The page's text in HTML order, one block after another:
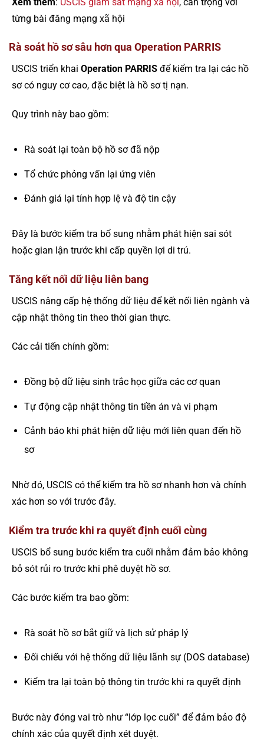
từng bài đăng mạng xã hội
Rà soát hồ sơ sâu hơn qua Operation PARRIS
USCIS triển khai Operation PARRIS để kiểm tra lại các hồ
sơ có nguy cơ cao, đặc biệt là hồ sơ tị nạn.
Quy trình này bao gồm:
Rà soát lại toàn bộ hồ sơ đã nộp
Tổ chức phỏng vấn lại ứng viên
Đánh giá lại tính hợp lệ và độ tin cậy
Đây là bước kiểm tra bổ sung nhằm phát hiện sai sót
hoặc gian lận trước khi cấp quyền lợi di trú.
Tăng kết nối dữ liệu liên bang
USCIS nâng cấp hệ thống dữ liệu để kết nối liên ngành và
cập nhật thông tin theo thời gian thực.
Các cải tiến chính gồm:
Đồng bộ dữ liệu sinh trắc học giữa các cơ quan
Tự động cập nhật thông tin tiền án và vi phạm
Cảnh báo khi phát hiện dữ liệu mới liên quan đến hồ
sơ
Nhờ đó, USCIS có thể kiểm tra hồ sơ nhanh hơn và chính
xác hơn so với trước đây.
Kiểm tra trước khi ra quyết định cuối cùng
USCIS bổ sung bước kiểm tra cuối nhằm đảm bảo không
bỏ sót rủi ro trước khi phê duyệt hồ sơ.
Các bước kiểm tra bao gồm:
Rà soát hồ sơ bắt giữ và lịch sử pháp lý
Đối chiếu với hệ thống dữ liệu lãnh sự (DOS database)
Kiểm tra lại toàn bộ thông tin trước khi ra quyết định
Bước này đóng vai trò như “lớp lọc cuối” để đảm bảo độ
chính xác của quyết định xét duyệt.